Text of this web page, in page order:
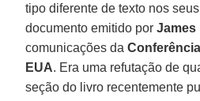
tipo diferente de texto nos
documento emitido porJames
comunicações da
EUA. Era uma refutação de
seção do livro recentemente